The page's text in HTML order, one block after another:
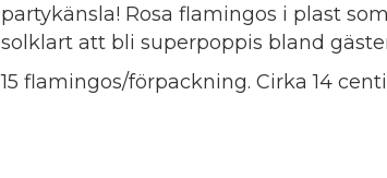
partykänsla! Rosa flamingos i plast
solklart att bli superpoppis bland
15 flamingos/förpackning. Cirka 14